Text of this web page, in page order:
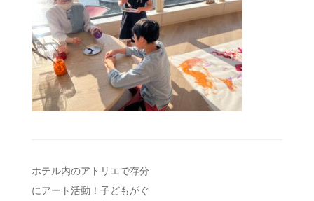
投
稿
ホテル内のアトリエで存分
にアート活動！子どもがぐ